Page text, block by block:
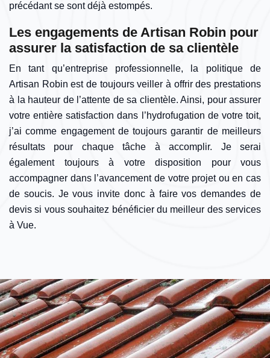
précédant se sont déjà estompés.
Les engagements de Artisan Robin pour
assurer la satisfaction de sa clientèle
En tant qu’entreprise professionnelle, la politique de
Artisan Robin est de toujours veiller à offrir des prestations
à la hauteur de l’attente de sa clientèle. Ainsi, pour assurer
votre entière satisfaction dans l’hydrofugation de votre toit,
j’ai comme engagement de toujours garantir de meilleurs
résultats pour chaque tâche à accomplir. Je serai
également toujours à votre disposition pour vous
accompagner dans l’avancement de votre projet ou en cas
de soucis. Je vous invite donc à faire vos demandes de
devis si vous souhaitez bénéficier du meilleur des services
à Vue.